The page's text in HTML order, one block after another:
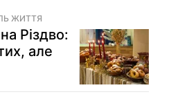
ЖИТТЯ
Різдво:
але